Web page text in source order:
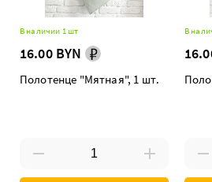
В наличии 1 шт
16.00 BYN
Полотенце "Мятная", 1 шт.
В